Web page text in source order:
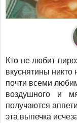
Кто не любит
вкуснятины никто
почти всеми
воздушного и
получаются
эта выпечка